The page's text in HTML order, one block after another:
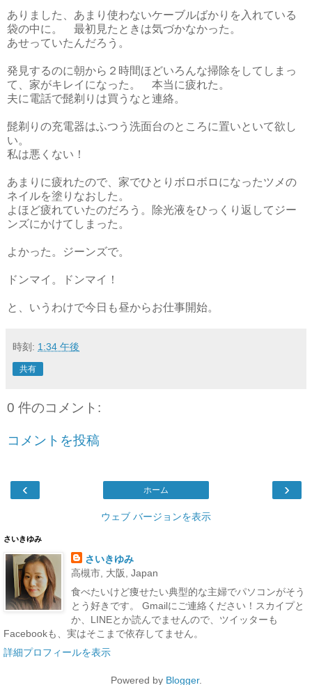
ありました、あまり使わないケーブルばかりを入れている
袋の中に。 最初見たときは気づかなかった。
あせっていたんだろう。
発見するのに朝から２時間ほどいろんな掃除をしてしまっ
て、家がキレイになった。 本当に疲れた。
夫に電話で髭剃りは買うなと連絡。
髭剃りの充電器はふつう洗面台のところに置いといて欲し
い。
私は悪くない！
あまりに疲れたので、家でひとりボロボロになったツメの
ネイルを塗りなおした。
よほど疲れていたのだろう。除光液をひっくり返してジー
ンズにかけてしまった。
よかった。ジーンズで。
ドンマイ。ドンマイ！
と、いうわけで今日も昼からお仕事開始。
時刻: 1:34 午後
共有
0 件のコメント:
コメントを投稿
‹ ›
ホーム
ウェブ バージョンを表示
さいきゆみ
さいきゆみ
高槻市, 大阪, Japan
食べたいけど痩せたい典型的な主婦でパソコンがそう
とう好きです。 Gmailにご連絡ください！スカイプと
か、LINEとか読んでませんので、ツイッターも
Facebookも、実はそこまで依存してません。
詳細プロフィールを表示
Powered by Blogger.